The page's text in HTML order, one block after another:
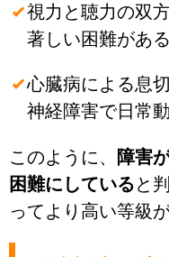
視力と聴力の双
著しい困難がある
心臓病による息
神経障害で日常
このように、
障害
困難にしていると
ってより高い等級